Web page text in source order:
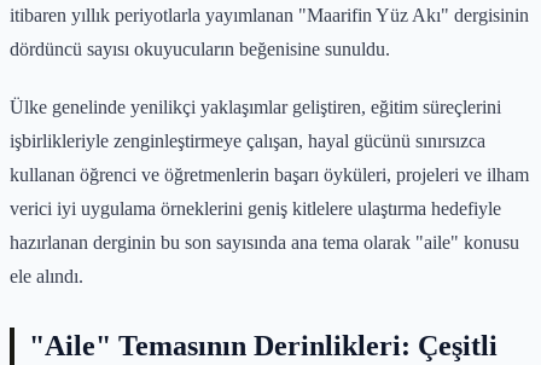
itibaren yıllık periyotlarla yayımlanan "Maarifin Yüz Akı" dergisinin
dördüncü sayısı okuyucuların beğenisine sunuldu.
Ülke genelinde yenilikçi yaklaşımlar geliştiren, eğitim süreçlerini
işbirlikleriyle zenginleştirmeye çalışan, hayal gücünü sınırsızca
kullanan öğrenci ve öğretmenlerin başarı öyküleri, projeleri ve ilham
verici iyi uygulama örneklerini geniş kitlelere ulaştırma hedefiyle
hazırlanan derginin bu son sayısında ana tema olarak "aile" konusu
ele alındı.
"Aile" Temasının Derinlikleri: Çeşitli